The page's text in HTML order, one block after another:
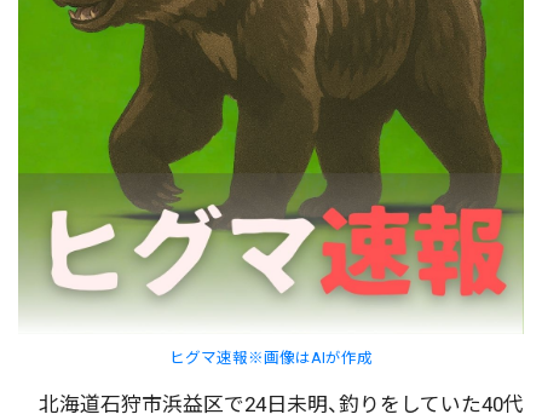
ヒグマ速報※画像はAIが作成
北海道石狩市浜益区で24日未明、釣りをしていた40代